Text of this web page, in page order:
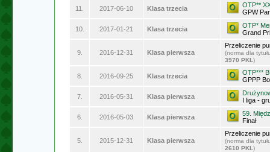
11. 2017-06-10 Klasa trzecia
OTP**
GPW Par
10. 2017-01-21 Klasa trzecia
OTP*
Grand
9. 2016-12-31 Klasa pierwsza
Przeliczenie
(norma dla
3970 PKL )
8. 2016-09-25 Klasa trzecia
OTP***
GPPP
7. 2016-05-31 Klasa pierwsza
I liga -
6. 2016-05-03 Klasa pierwsza
59.
Finał
5. 2015-12-31 Klasa pierwsza
Przeliczenie
(norma dla
2610 PKL )